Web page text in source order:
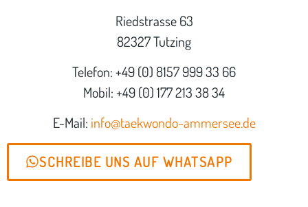
Riedstrasse 63
82327 Tutzing
Telefon: +49 (0) 8157 999 33 66
Mobil: +49 (0) 177 213 38 34
E-Mail: info@taekwondo-ammersee.de
SCHREIBE UNS AUF WHATSAPP